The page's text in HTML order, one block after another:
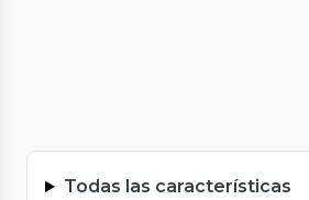
Todas las características